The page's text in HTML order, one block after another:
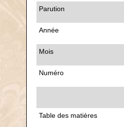
Parution
Année
Mois
Numéro
Table des matières